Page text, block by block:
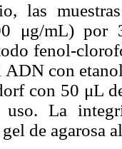
las
μg/mL) por
fenol-
con
con 50 μL
uso. La
de agarosa